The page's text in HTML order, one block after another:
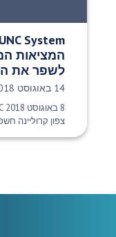
המציאות
לשפר את
תאריך פרסום:
14 באוגוסט 2018
צפון קרוליינה